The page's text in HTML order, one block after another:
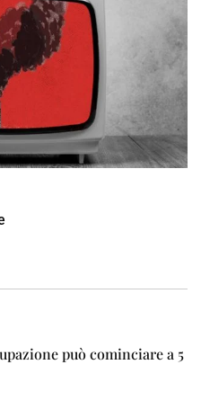
può cominciare a 5